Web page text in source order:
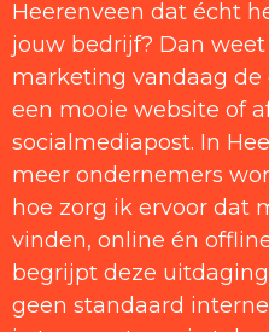
Heerenveen dat écht
jouw bedrijf? Dan
marketing vandaag de
een mooie website of
socialmediapost. In
meer ondernemers
hoe zorg ik ervoor dat
vinden, online én
begrijpt deze
geen standaard